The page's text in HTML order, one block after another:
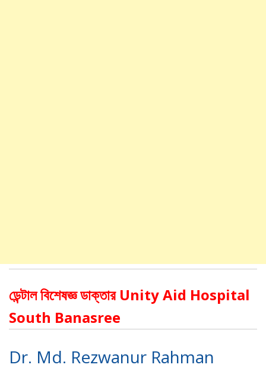
ডেন্টাল বিশেষজ্ঞ ডাক্তার Unity Aid Hospital
South Banasree
Dr. Md. Rezwanur Rahman